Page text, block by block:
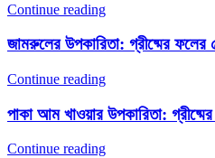
Continue reading
জামরুলের উপকারিতা: গ্রীষ্মের ফলের
Continue reading
পাকা আম খাওয়ার উপকারিতা:
Continue reading